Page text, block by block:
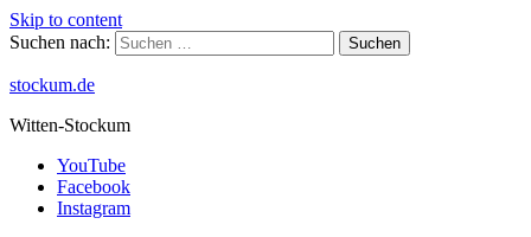
Skip to content
Suchen nach:
stockum.de
Witten-Stockum
YouTube
Facebook
Instagram